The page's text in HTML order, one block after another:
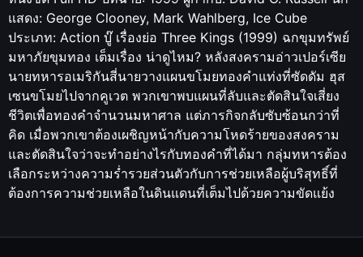
แสดง: George Clooney, Mark Wahlberg, Ice Cube
ประเภท: Action บู๊ เรื่องย่อ Three Kings (1999) ฉกขุมทรัพย์
มหาภัยขุมทอง เต็มเรื่อง น่าดูไหม? หลังสงครามอ่าวเปอร์เซีย
นายทหารอเมริกันสี่นายวางแผนขโมยทองคำแท่งที่ซัดดัม ฮุส
เซนขโมยไปจากคูเวต พวกเขาพบแผนที่ลับและตัดสินใจเสี่ยง
ชีวิตเพื่อทองคำจำนวนมหาศาล แต่ภารกิจกลับซับซ้อนกว่าที่
คิด เมื่อพวกเขาต้องเผชิญหน้ากับความโหดร้ายของสงคราม
และตัดสินใจว่าจะทำอย่างไรกับทองคำที่ได้มา กลุ่มทหารต้อง
เลือกระหว่างความร่ำรวยส่วนตัวกับการช่วยเหลือผู้บริสุทธิ์ที่
ต้องการความช่วยเหลือในดินแดนที่เต็มไปด้วยความขัดแย้ง